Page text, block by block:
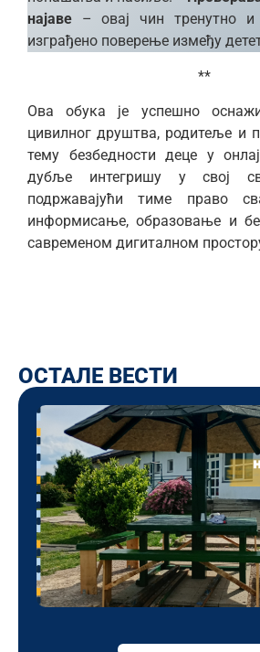
најаве – овај чин тренутно и
изграђено поверење између
**
Ова обука је успешно
цивилног друштва, родитеље и
тему безбедности деце у
дубље интегришу у свој
подржавајући тиме право
информисање, образовање и
савременом дигиталном
ОСТАЛЕ ВЕСТИ